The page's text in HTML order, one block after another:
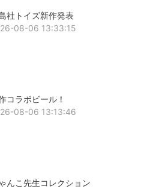
社トイズ新作発表
08-06 13:33:15
コラボビール！
08-06 13:13:46
んこ先生コレクション